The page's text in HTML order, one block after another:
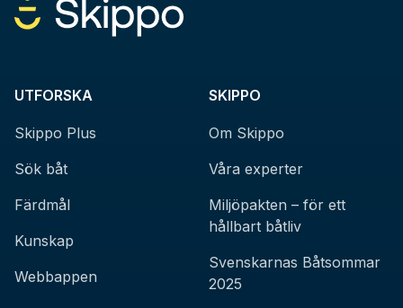
UTFORSKA
Skippo Plus
Sök båt
Färdmål
Kunskap
Webbappen
SKIPPO
Om Skippo
Våra experter
Miljöpakten – för ett
hållbart båtliv
Svenskarnas Båtsommar
2025